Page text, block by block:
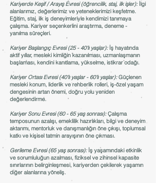
Kariyerde Keşif / Arayış Evresi (öğrencilik, staj, ilk işler): İlgi
alanlarımız, değerlerimiz ve yeteneklerimizi keşfetme.
Eğitim, staj, ilk iş deneyimleriyle kendimizi tanımaya
çalışma. Kariyer seçenkerlini araştırma, deneme -
yanılma süreçleri.
Kariyer Başlangıç Evresi (25 - 40'lı yaşlar):İş hayatında
aktif yıllar, mesleki kimliğin kazanılması, uzmanlaşmanın
başlaması, kendini kanıtlama, yükselme, istikrar odağı.
Kariyer Ortası Evresi (40'lı yaşlar - 60'lı yaşlar): Güçlenen
mesleki konum, liderlik ve rehberlik rolleri, iş-özel yaşam
dengesinin artan önemi, doğru yolu yeniden
değerlendirme.
Kariyer Sonu Evresi (60 - 65 yaş sonrası):Çalışma
temposunun azalışı, emeklilik hazırlıkları, bilgi ve deneyim
aktarımı, mentorluk ve danışmanlığın öne çıkışı, toplumsal
katkı ve kişisel tatmin arayışının öne çıkması.
Gerileme Evresi (65 yaş sonrası):İş yaşamındaki etkinlik
ve sorumluluğun azalması, fiziksel ve zihinsel kapasite
sınırlarının belirginleşmesi, kariyerden çekilerek yaşamın
diğer alanlarına yöneliş.